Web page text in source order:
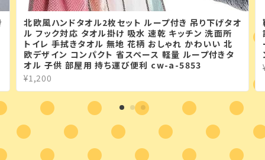
北欧風ハンドタオル2枚セット ループ付き 吊り下げタオ
ル フック対応 タオル掛け 吸水 速乾 キッチン 洗面所
トイレ 手拭きタオル 無地 花柄 おしゃれ かわいい 北
欧デザイン コンパクト 省スペース 軽量 ループ付きタ
オル 子供 部屋用 持ち運び便利 cw-a-5853
¥1,200